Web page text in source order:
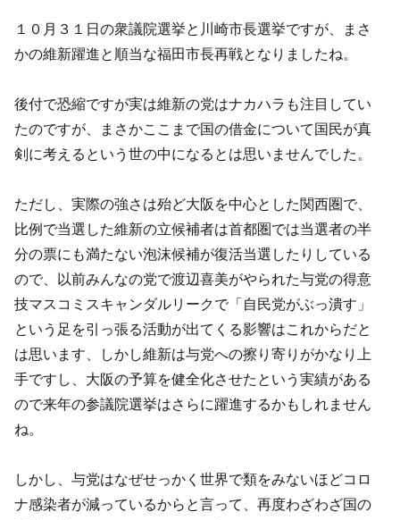
１０月３１日の衆議院選挙と川崎市長選挙ですが、まさ
かの維新躍進と順当な福田市長再戦となりましたね。
後付で恐縮ですが実は維新の党はナカハラも注目してい
たのですが、まさかここまで国の借金について国民が真
剣に考えるという世の中になるとは思いませんでした。
ただし、実際の強さは殆ど大阪を中心とした関西圏で、
比例で当選した維新の立候補者は首都圏では当選者の半
分の票にも満たない泡沫候補が復活当選したりしている
ので、以前みんなの党で渡辺喜美がやられた与党の得意
技マスコミスキャンダルリークで「自民党がぶっ潰す」
という足を引っ張る活動が出てくる影響はこれからだと
は思います、しかし維新は与党への擦り寄りがかなり上
手ですし、大阪の予算を健全化させたという実績がある
ので来年の参議院選挙はさらに躍進するかもしれません
ね。
しかし、与党はなぜせっかく世界で類をみないほどコロ
ナ感染者が減っているからと言って、再度わざわざ国の